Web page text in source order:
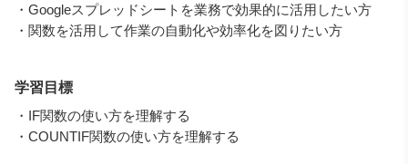
・Googleスプレッドシートを業務で効果的に活用したい方
・関数を活用して作業の自動化や効率化を図りたい方
学習目標
・IF関数の使い方を理解する
・COUNTIF関数の使い方を理解する